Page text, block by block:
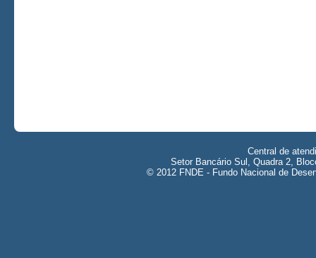
Central de
Setor Bancário Sul, Quadra 2,
© 2012 FNDE - Fundo Nacional de